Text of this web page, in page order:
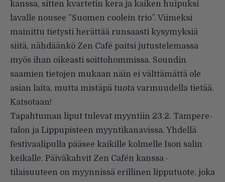
kanssa, sitten kvartetin kera ja kaiken huipuksi
lavalle nousee ”Suomen coolein trio”. Viimeksi
mainittu tietysti herättää runsaasti kysymyksiä
siitä, nähdäänkö Zen Café paitsi jutustelemassa
myös ihan oikeasti soittohommissa. Soundin
saamien tietojen mukaan näin ei välttämättä ole
asian laita, mutta mistäpä tuota varmuudella tietää.
Katsotaan!
Tapahtuman liput tulevat myyntiin 23.2. Tampere-
talon ja Lippupisteen myyntikanavissa. Yhdellä
festivaalipulla pääsee kaikille kolmelle Ison salin
keikalle. Päiväkahvit Zen Cafén kanssa -
tilaisuuteen on myynnissä erillinen lipputuote, joka